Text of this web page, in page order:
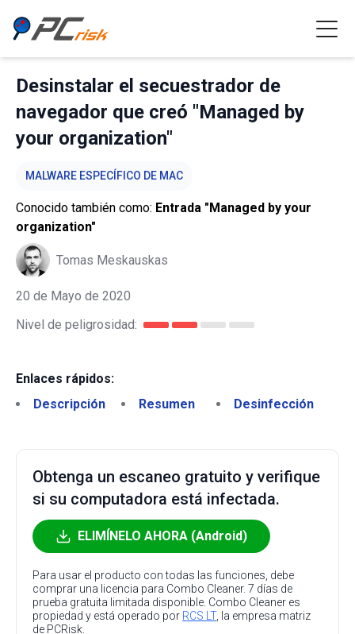
Desinstalar el secuestrador de
navegador que creó "Managed by
your organization"
MALWARE ESPECÍFICO DE MAC
Conocido también como: Entrada "Managed by your
organization"
Tomas Meskauskas
20 de Mayo de 2020
Nivel de peligrosidad:
Enlaces rápidos:
Descripción
Resumen Desinfección
Obtenga un escaneo gratuito y verifique
si su computadora está infectada.
ELIMÍNELO AHORA (Android)
Para usar el producto con todas las funciones, debe
comprar una licencia para Combo Cleaner. 7 días de
prueba gratuita limitada disponible. Combo Cleaner es
propiedad y está operado por RCS LT, la empresa matriz
de PCRisk.